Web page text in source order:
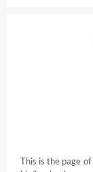
This is the page